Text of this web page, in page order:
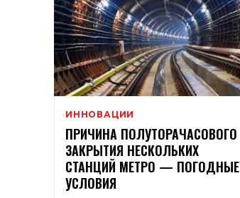
ИННОВАЦИИ
ПРИЧИНА ПОЛУТОРАЧАСОВОГО
ЗАКРЫТИЯ НЕСКОЛЬКИХ
СТАНЦИЙ МЕТРО — ПОГОДНЫЕ
УСЛОВИЯ